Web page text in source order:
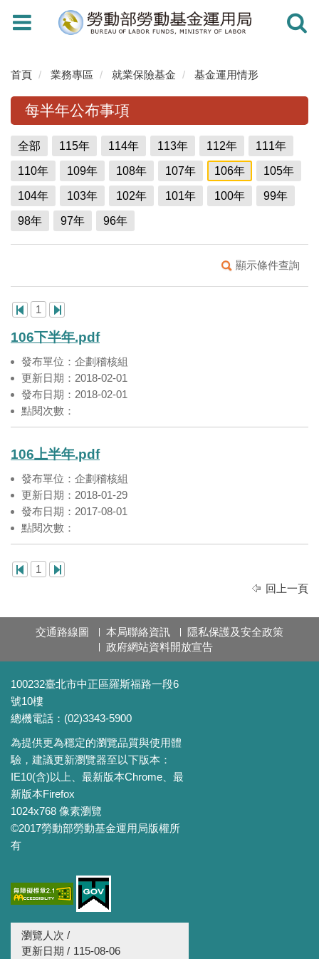
Toggle
navigation
Toggle
首頁 業務專區 就業保險基金 基金運用情形
每半年公布事項
全部 115年 114年 113年 112年 111年
110年 109年 108年 107年 106年 105年
104年 103年 102年 101年 100年 99年
98年 97年 96年
顯示條件查詢
1
106下半年.pdf
發布單位：企劃稽核組
更新日期：2018-02-01
發布日期：2018-02-01
點閱次數：
106上半年.pdf
發布單位：企劃稽核組
更新日期：2018-01-29
發布日期：2017-08-01
點閱次數：
1
回上一頁
交通路線圖 本局聯絡資訊
隱私保護及安全政策
政府網站資料開放宣告
100232臺北市中正區羅斯福路一段6
號10樓
總機電話：(02)3343-5900
為提供更為穩定的瀏覽品質與使用體
驗，建議更新瀏覽器至以下版本：
IE10(含)以上、最新版本Chrome、最
新版本Firefox
1024x768 像素瀏覽
©2017勞動部勞動基金運用局版權所
有
瀏覽人次 /
更新日期 / 115-08-06